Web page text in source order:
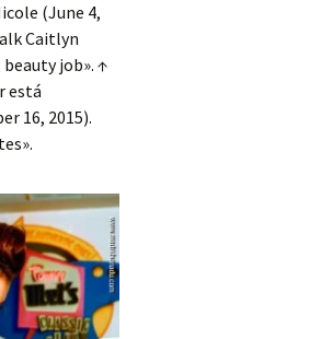
(June 4,
Caitlyn
job». ↑
está
16, 2015).